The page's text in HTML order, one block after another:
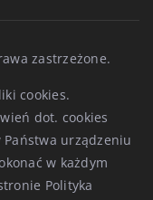
zastrzeżone.
cookies.
dot. cookies
Państwa urządzeniu
w każdym
Polityka